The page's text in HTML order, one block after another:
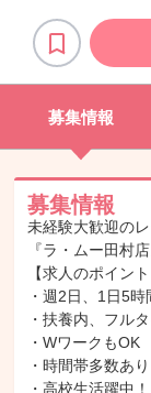
募集情報
募集情報
未経験大歓迎の
『ラ・ムー田村店
【求人のポイント
・週2日、1日5
・扶養内、フル
・WワークもOK
・時間帯多数あり
・高校生活躍中！